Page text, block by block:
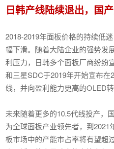
日韩产线陆续退出，国
2018-2019年面板价格的持续低
幅下滑。随着大陆企业的强势发
利压力，日韩多个面板厂商纷纷
和三星SDC于2019年开始宣布在
线，并向盈利能力更高的OLED转
未来随着更多的10.5代线投产，
为全球面板产业领先者，到
板市场中的产能市占率将有望超